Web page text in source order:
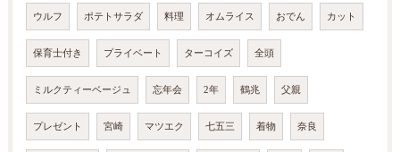
ウルフ ポテトサラダ 料理 オムライス おでん カット
保育士付き プライベート ターコイズ 全頭
ミルクティーベージュ 忘年会 2年 鶴兆 父親
プレゼント 宮崎 マツエク 七五三 着物 奈良